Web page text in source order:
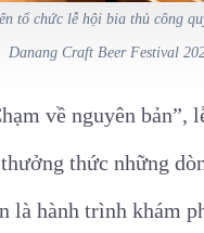
tổ chức lễ hội bia thủ công
Danang Craft Beer Festival
về nguyên bản”,
thức những
là hành trình khám